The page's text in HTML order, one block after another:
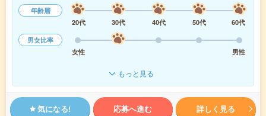
年齢層
20代
30代 40代 50代
60代
男女比率
女性
男性
もっと見る
気になる! 応募へ進む 詳しく見る